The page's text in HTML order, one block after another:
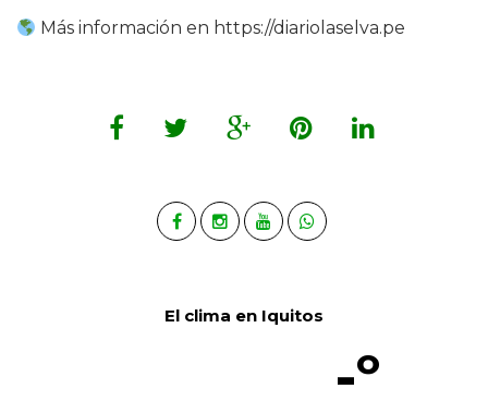
Más información en https://diariolaselva.pe
El clima en Iquitos
-º